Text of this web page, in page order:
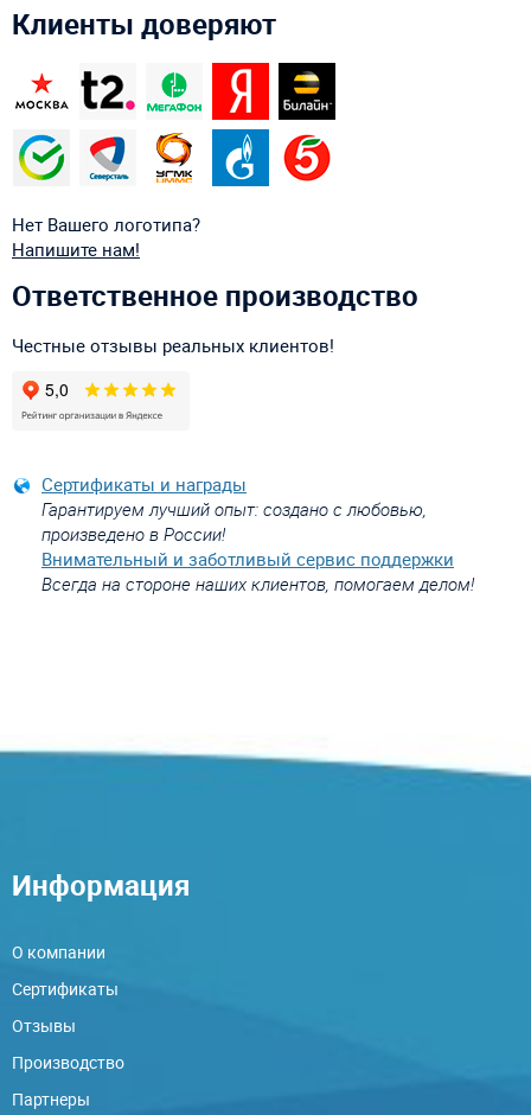
Клиенты доверяют
Нет Вашего логотипа?
Напишите нам!
Ответственное производство
Честные отзывы реальных клиентов!
Сертификаты и награды
Гарантируем лучший опыт: создано с любовью,
произведено в России!
Внимательный и заботливый сервис поддержки
Всегда на стороне наших клиентов, помогаем делом!
Информация
О компании
Сертификаты
Отзывы
Производство
Партнеры